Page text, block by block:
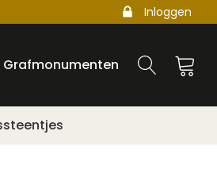
Inloggen
Grafmonumenten